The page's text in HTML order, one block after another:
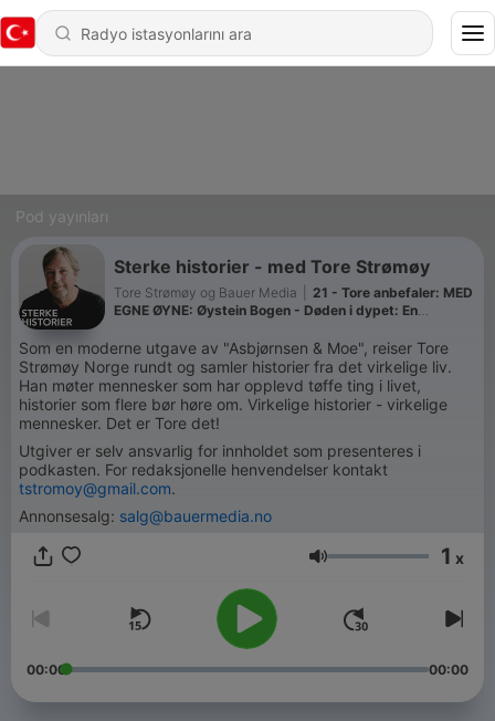
Pod yayınları
Sterke historier - med Tore Strømøy
Tore Strømøy og Bauer Media
21 - Tore anbefaler: MED
EGNE ØYNE: Øystein Bogen - Døden i dypet: En
Som en moderne utgave av "Asbjørnsen & Moe", reiser Tore
Strømøy Norge rundt og samler historier fra det virkelige liv.
Han møter mennesker som har opplevd tøffe ting i livet,
historier som flere bør høre om. Virkelige historier - virkelige
mennesker. Det er Tore det!
Utgiver er selv ansvarlig for innholdet som presenteres i
podkasten. For redaksjonelle henvendelser kontakt
tstromoy@gmail.com.
Annonsesalg: salg@bauermedia.no
Ses 1 x
00:00 00:00